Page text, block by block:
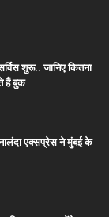
शुरू.. जानिए कितना
हैं बुक
एक्सप्रेस ने मुंबई के